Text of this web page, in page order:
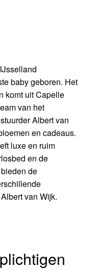
baby geboren. Het
komt uit Capelle
van het
Albert van
en cadeaus.
luxe en ruim
en de
de
van Wijk.